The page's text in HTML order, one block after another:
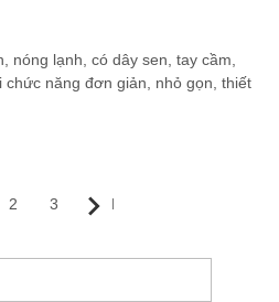
nóng lạnh, có dây sen, tay cầm,
năng đơn giản, nhỏ gọn, thiết
2 3 Next